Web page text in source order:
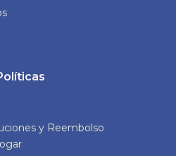
y Reembolso